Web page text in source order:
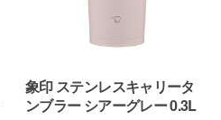
象印 ステンレスキャリータ
ンブラー シアーグレー 0.3L